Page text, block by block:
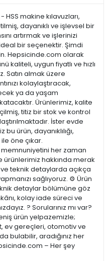
HSS makine kılavuzları,
dayanıklı ve işlevsel bir
artırmak ve işlerinizi
bir seçenektir. Şimdi
Hepsicinde.com olarak
kaliteli, uygun fiyatlı ve hızlı
Satın almak üzere
kolaylaştıracak,
ya da yaşam
Ürünlerimiz, kalite
titiz bir stok ve kontrol
İster evde
ürün, dayanıklılığı,
ile öne çıkar.
her zaman
hakkında merak
teknik detaylarda açıkça
sağlıyoruz. ⚙️ Ürün
detaylar bölümüne göz
kolay iade süreci ve
? Sorularınız mı var?
ürün yelpazemizle;
ev gereçleri, otomotiv ve
bulabilir, aradığınız her
– Her şey